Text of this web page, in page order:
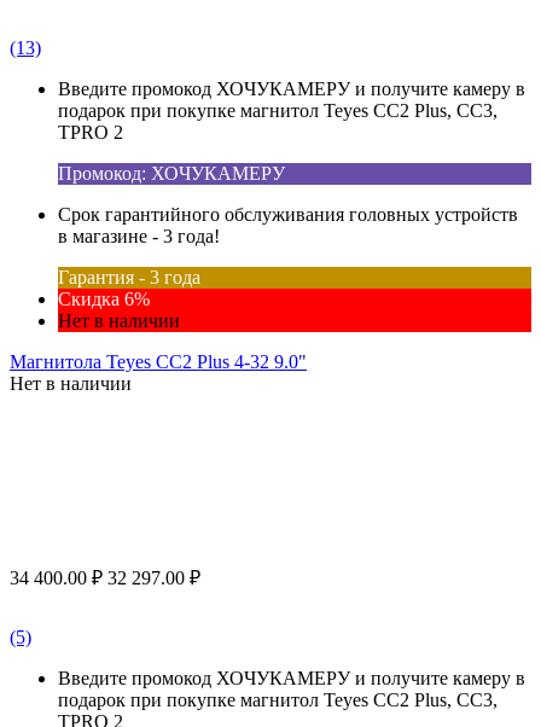
(13)
Введите промокод ХОЧУКАМЕРУ и получите камеру в
подарок при покупке магнитол Teyes CC2 Plus, CC3,
TPRO 2
Промокод: ХОЧУКАМЕРУ
Срок гарантийного обслуживания головных устройств
в магазине - 3 года!
Гарантия - 3 года
Скидка 6%
Нет в наличии
Магнитола Teyes CC2 Plus 4-32 9.0"
Нет в наличии
34 400.00 ₽ 32 297.00 ₽
(5)
Введите промокод ХОЧУКАМЕРУ и получите камеру в
подарок при покупке магнитол Teyes CC2 Plus, CC3,
TPRO 2